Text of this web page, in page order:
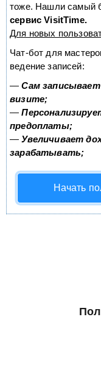
тоже. Нашли самый
сервис VisitTime.
Для новых
Чат-бот для
ведение записей:
—Сам
визите;
—
предоплаты;
—Увеличивает
зарабатывать;
Начать